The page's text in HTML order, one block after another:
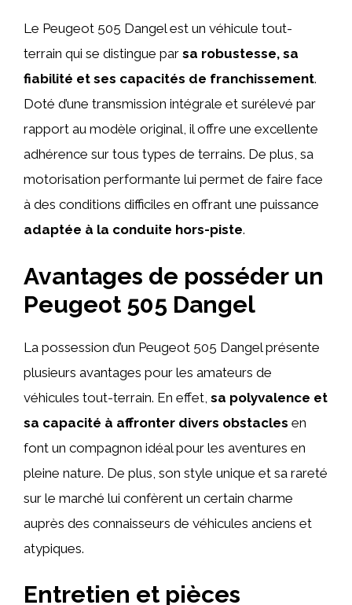
Le Peugeot 505 Dangel est un véhicule tout-
terrain qui se distingue par sa robustesse, sa
fiabilité et ses capacités de franchissement.
Doté d’une transmission intégrale et surélevé par
rapport au modèle original, il offre une excellente
adhérence sur tous types de terrains. De plus, sa
motorisation performante lui permet de faire face
à des conditions difficiles en offrant une puissance
adaptée à la conduite hors-piste.
Avantages de posséder un
Peugeot 505 Dangel
La possession d’un Peugeot 505 Dangel présente
plusieurs avantages pour les amateurs de
véhicules tout-terrain. En effet, sa polyvalence et
sa capacité à affronter divers obstacles en
font un compagnon idéal pour les aventures en
pleine nature. De plus, son style unique et sa rareté
sur le marché lui confèrent un certain charme
auprès des connaisseurs de véhicules anciens et
atypiques.
Entretien et pièces